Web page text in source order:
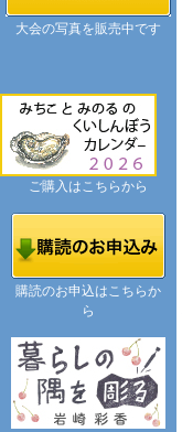
大会の写真を販売中です
ご購入はこちらから
購読のお申込はこちらか
ら